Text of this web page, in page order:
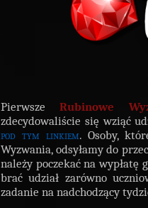
PierwszeRubinowe
zdecydowaliście się wziąć
pod tym linkiem. Osoby,
Wyzwania, odsyłamy do
należy poczekać na wypłatę
brać udział zarówno
zadanie na nadchodzący